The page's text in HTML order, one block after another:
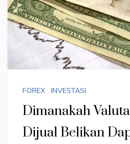
FOREX , INVESTASI
Dimanakah
Dijual Belikan